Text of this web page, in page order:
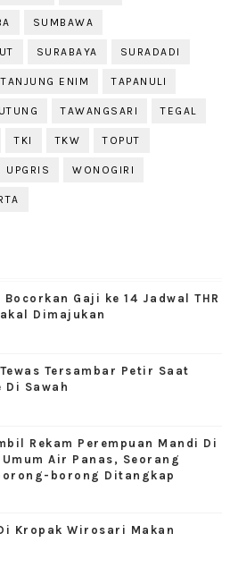
SUMBAWA
SURABAYA SURADADI
TANJUNG ENIM TAPANULI
TAWANGSARI TEGAL
TKI TKW TOPUT
UPGRIS WONOGIRI
Gaji ke 14 Jadwal THR
Dimajukan
Tersambar Petir Saat
Di Sawah
Rekam Perempuan Mandi Di
Air Panas, Seorang
borong Ditangkap
Kropak Wirosari Makan